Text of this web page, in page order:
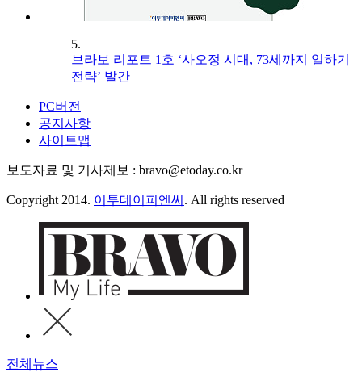
5.
브라보 리포트 1호 ‘사오정 시대, 73세까지 일하기
전략’ 발간
PC버전
공지사항
사이트맵
보도자료 및 기사제보 : bravo@etoday.co.kr
Copyright 2014. 이투데이피엔씨 . All rights reserved
전체뉴스